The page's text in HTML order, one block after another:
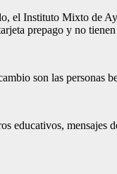
el Instituto Mixto de
prepago y no
son las personas
educativos,